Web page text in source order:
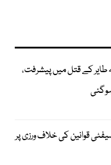
طایر کے قتل میں پیشرفت،
قوانین کی خلاف ورزی پر